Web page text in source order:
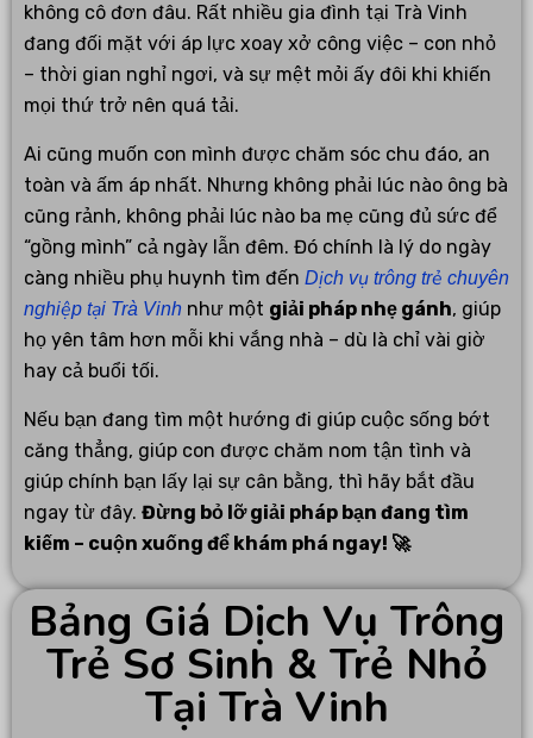
không cô đơn đâu. Rất nhiều gia đình tại Trà Vinh
đang đối mặt với áp lực xoay xở công việc – con nhỏ
– thời gian nghỉ ngơi, và sự mệt mỏi ấy đôi khi khiến
mọi thứ trở nên quá tải.
Ai cũng muốn con mình được chăm sóc chu đáo, an
toàn và ấm áp nhất. Nhưng không phải lúc nào ông bà
cũng rảnh, không phải lúc nào ba mẹ cũng đủ sức để
“gồng mình” cả ngày lẫn đêm. Đó chính là lý do ngày
càng nhiều phụ huynh tìm đến Dịch vụ trông trẻ chuyên
nghiệp tại Trà Vinh như một giải pháp nhẹ gánh, giúp
họ yên tâm hơn mỗi khi vắng nhà – dù là chỉ vài giờ
hay cả buổi tối.
Nếu bạn đang tìm một hướng đi giúp cuộc sống bớt
căng thẳng, giúp con được chăm nom tận tình và
giúp chính bạn lấy lại sự cân bằng, thì hãy bắt đầu
ngay từ đây. Đừng bỏ lỡ giải pháp bạn đang tìm
kiếm – cuộn xuống để khám phá ngay! 🚀
Bảng Giá Dịch Vụ Trông
Trẻ Sơ Sinh & Trẻ Nhỏ
Tại Trà Vinh